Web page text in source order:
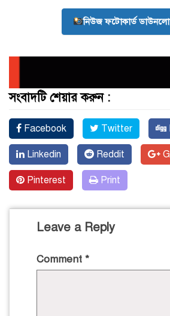
নিউজ ফটোকার্ড
সংবাদটি শেয়ার করুন :
Facebook Twitter
Linkedin Reddit
Pinterest Print
Leave a Reply
Comment *